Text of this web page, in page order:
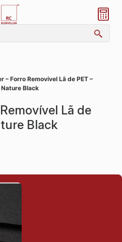
– Forro Removível Lã de PET –
Black
Lã de
Black